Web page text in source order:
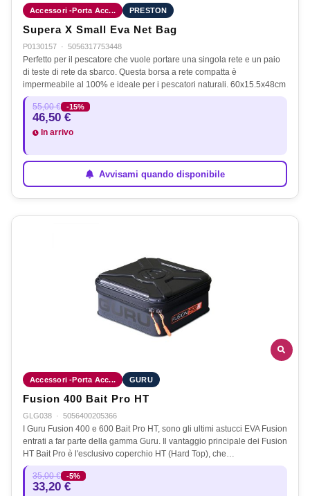
Accessori -Porta Acc... PRESTON
Supera X Small Eva Net Bag
P0130157 · 5056317753448
Perfetto per il pescatore che vuole portare una singola rete e un paio
di teste di rete da sbarco. Questa borsa a rete compatta è
impermeabile al 100% e ideale per i pescatori naturali. 60x15.5x48cm
55,00 € -15%
46,50 €
In arrivo
Avvisami quando disponibile
Accessori -Porta Acc... GURU
Fusion 400 Bait Pro HT
GLG038 · 5056400205366
I Guru Fusion 400 e 600 Bait Pro HT, sono gli ultimi astucci EVA Fusion
entrati a far parte della gamma Guru. Il vantaggio principale dei Fusion
HT Bait Pro è l'esclusivo coperchio HT (Hard Top), che…
35,00 € -5%
33,20 €